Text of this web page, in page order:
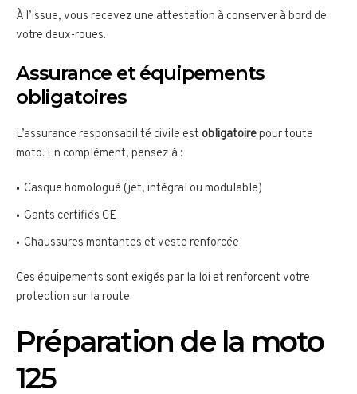
À l’issue, vous recevez une attestation à conserver à bord de
votre deux-roues.
Assurance et équipements
obligatoires
L’assurance responsabilité civile est obligatoirepour toute
moto. En complément, pensez à :
Casque homologué (jet, intégral ou modulable)
Gants certifiés CE
Chaussures montantes et veste renforcée
Ces équipements sont exigés par la loi et renforcent votre
protection sur la route.
Préparation de la moto
125